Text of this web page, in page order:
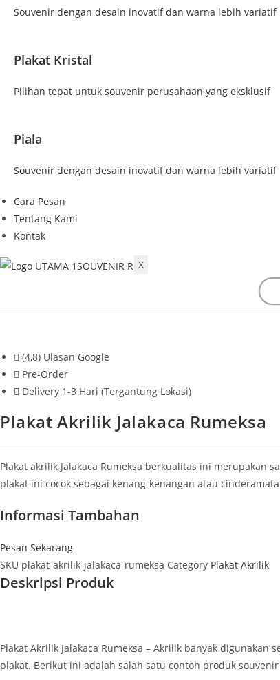
Souvenir dengan desain inovatif dan warna lebih variatif
Plakat Kristal
Pilihan tepat untuk souvenir perusahaan yang eksklusif
Piala
Souvenir dengan desain inovatif dan warna lebih variatif
Cara Pesan
Tentang Kami
Kontak
X
(4,8) Ulasan Google
Pre-Order
Delivery 1-3 Hari (Tergantung Lokasi)
Plakat Akrilik Jalakaca Rumeksa
Plakat akrilik Jalakaca Rumeksa berkualitas ini merupakan
plakat ini cocok sebagai kenang-kenangan atau
Informasi Tambahan
Pesan Sekarang
SKU plakat-akrilik-jalakaca-rumeksa Category Plakat Akrilik
Deskripsi Produk
Plakat Akrilik Jalakaca Rumeksa – Akrilik banyak
plakat. Berikut ini adalah salah satu contoh produk